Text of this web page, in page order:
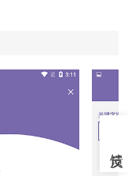
即可畅享丰富的资
需的资源。
供你选择，无论你
的资源，都能满